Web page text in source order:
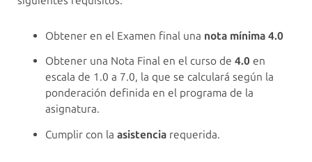
Obtener en el Examen final una nota mínima 4.0
Obtener una Nota Final en el curso de 4.0 en
escala de 1.0 a 7.0, la que se calculará según la
ponderación definida en el programa de la
asignatura.
Cumplir con la asistencia requerida.